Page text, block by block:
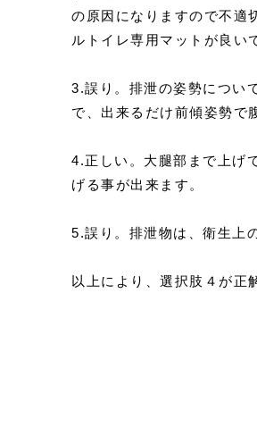
の原因になりますので不適
ルトイレ専用マットが良い
3.誤り。排泄の姿勢につい
で、出来るだけ前傾姿勢で
4.正しい。大腿部まで上げ
げる事が出来ます。
5.誤り。排泄物は、衛生上
以上により、選択肢４が正